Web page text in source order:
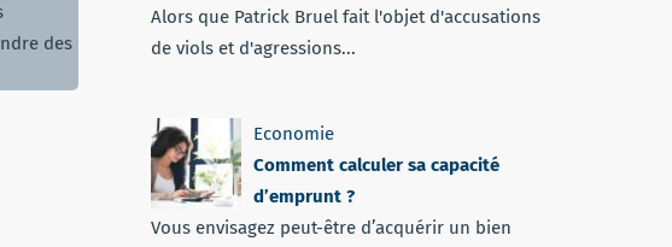
des
Alors que Patrick Bruel fait l'objet d'accusations
de viols et d'agressions...
Economie
Comment calculer sa capacité
d’emprunt ?
Vous envisagez peut-être d’acquérir un bien